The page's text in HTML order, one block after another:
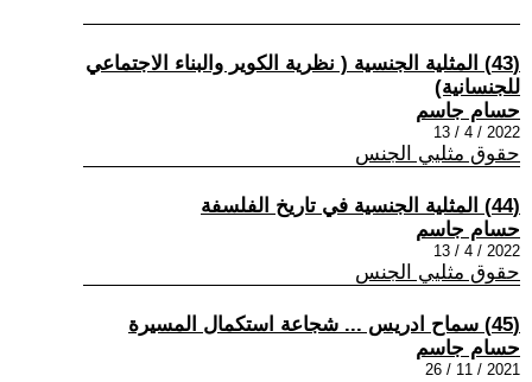
(43) المثلية الجنسية ( نظرية الكوير والبناء الاجتماعي
للجنسانية)
حسام جاسم
2022 / 4 / 13
حقوق مثليي الجنس
(44) المثلية الجنسية في تاريخ الفلسفة
حسام جاسم
2022 / 4 / 13
حقوق مثليي الجنس
(45) سماح ادريس ... شجاعة استكمال المسيرة
حسام جاسم
2021 / 11 / 26